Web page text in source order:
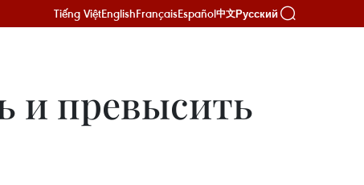
Tiếng ViệtEnglishFrançaisEspañol中文Русский
и превысить